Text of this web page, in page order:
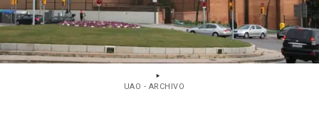
UAO - ARCHIVO